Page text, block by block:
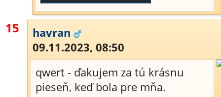
15
havran
09.11.2023, 08:50
qwert - ďakujem za tú krásnu
pieseň, keď bola pre mňa.